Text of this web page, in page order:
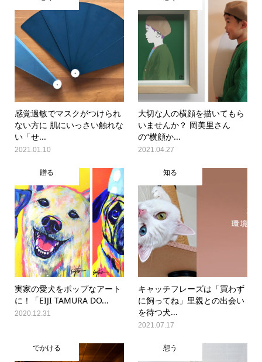
感覚過敏でマスクがつけられ
ない方に 肌にいっさい触れな
い「せ...
2021.01.10
大切な人の横顔を描いてもら
いませんか？ 岡美里さん
の“横顔か...
2021.04.27
贈る
実家の愛犬をポップなアート
に！「EIJI TAMURA DO...
2020.12.31
知る
キャッチフレーズは「買わず
に飼ってね」里親との出会い
を待つ犬...
2021.07.17
でかける 想う